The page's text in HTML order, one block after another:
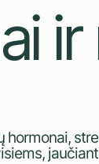
hormonai,